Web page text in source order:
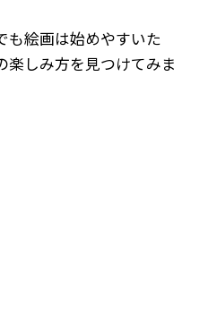
も絵画は始めやすいた
楽しみ方を見つけてみま